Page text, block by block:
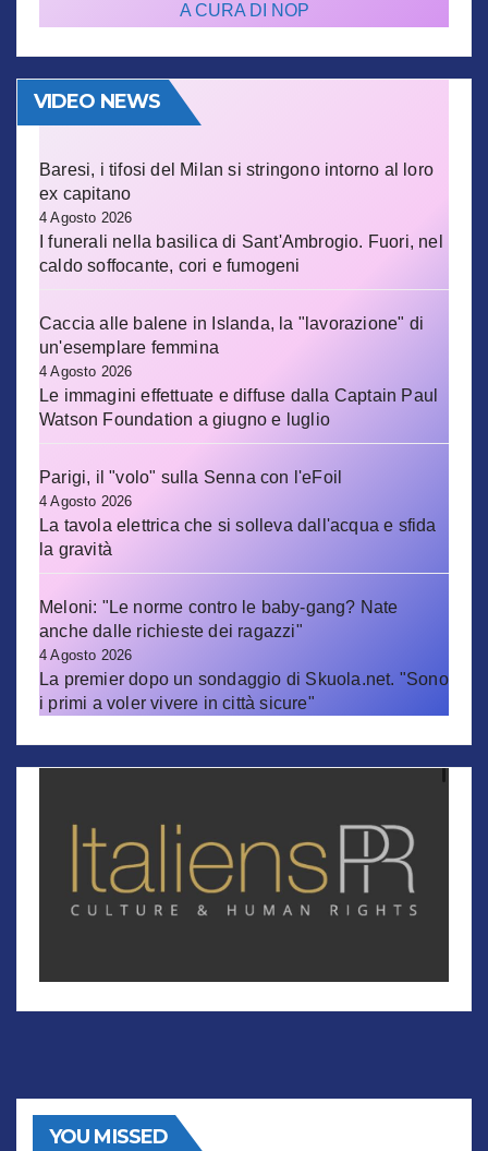
A CURA DI NOP
VIDEO NEWS
Baresi, i tifosi del Milan si stringono intorno al loro
ex capitano
4 Agosto 2026
I funerali nella basilica di Sant'Ambrogio. Fuori, nel
caldo soffocante, cori e fumogeni
Caccia alle balene in Islanda, la "lavorazione" di
un'esemplare femmina
4 Agosto 2026
Le immagini effettuate e diffuse dalla Captain Paul
Watson Foundation a giugno e luglio
Parigi, il "volo" sulla Senna con l'eFoil
4 Agosto 2026
La tavola elettrica che si solleva dall'acqua e sfida
la gravità
Meloni: "Le norme contro le baby-gang? Nate
anche dalle richieste dei ragazzi"
4 Agosto 2026
La premier dopo un sondaggio di Skuola.net. "Sono
i primi a voler vivere in città sicure"
YOU MISSED